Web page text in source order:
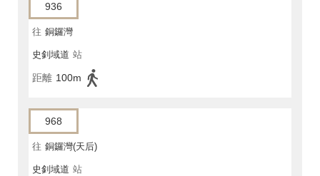
936
往 銅鑼灣
史釗域道 站
距離 100m
968
往 銅鑼灣(天后)
史釗域道 站